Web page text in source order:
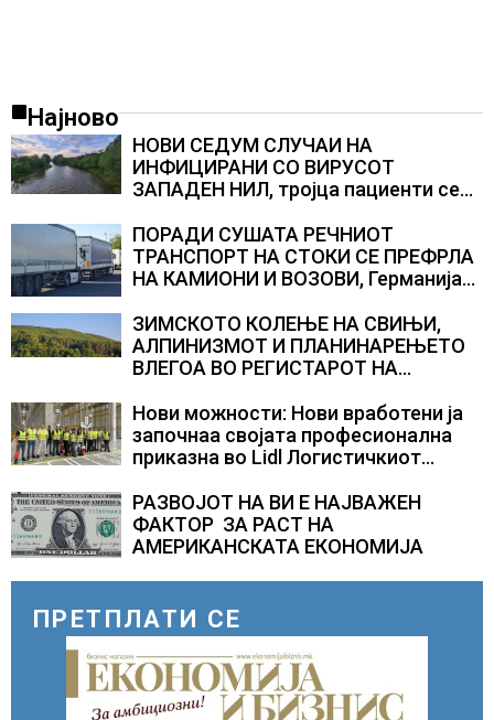
Најново
НОВИ СЕДУМ СЛУЧАИ НА
ИНФИЦИРАНИ СО ВИРУСОТ
ЗАПАДЕН НИЛ, тројца пациенти се
ПОРАДИ СУШАТА РЕЧНИОТ
ТРАНСПОРТ НА СТОКИ СЕ ПРЕФРЛА
НА КАМИОНИ И ВОЗОВИ, Германија
камионџиите да возат и во недела
ЗИМСКОТО КОЛЕЊЕ НА СВИЊИ,
АЛПИНИЗМОТ И ПЛАНИНАРЕЊЕТО
ВЛЕГОА ВО РЕГИСТАРОТ НА
СЛОВЕНИЈА
Нови можности: Нови вработени ја
започнаа својата професионална
приказна во Lidl Логистичкиот
РАЗВОЈОТ НА ВИ Е НАЈВАЖЕН
ФАКТОР ЗА РАСТ НА
АМЕРИКАНСКАТА ЕКОНОМИЈА
ПРЕТПЛАТИ СЕ